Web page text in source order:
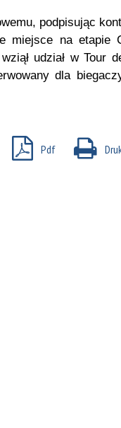
podpisując
miejsce na etapie
udział w Tour
dla
Pdf